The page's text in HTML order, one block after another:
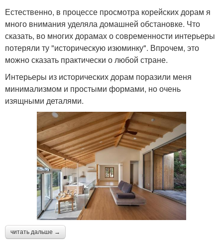
Естественно, в процессе просмотра корейских дорам я
много внимания уделяла домашней обстановке. Что
сказать, во многих дорамах о современности интерьеры
потеряли ту "историческую изюминку". Впрочем, это
можно сказать практически о любой стране.
Интерьеры из исторических дорам поразили меня
минимализмом и простыми формами, но очень
изящными деталями.
читать дальше →